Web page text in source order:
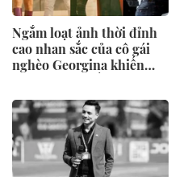
Ngắm loạt ảnh thời đỉnh
cao nhan sắc của cô gái
nghèo Georgina khiến
thay đổi ra sao mà bị miệt
thị ngoại hình?